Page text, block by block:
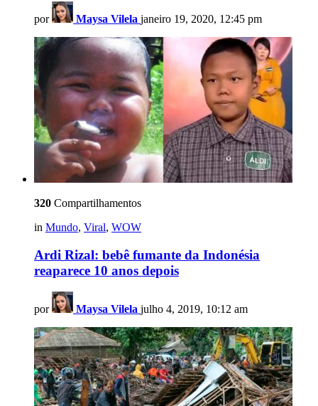
por Maysa Vilela janeiro 19, 2020, 12:45 pm
320 Compartilhamentos
in Mundo, Viral, WOW
Ardi Rizal: bebê fumante da Indonésia
reaparece 10 anos depois
por Maysa Vilela julho 4, 2019, 10:12 am